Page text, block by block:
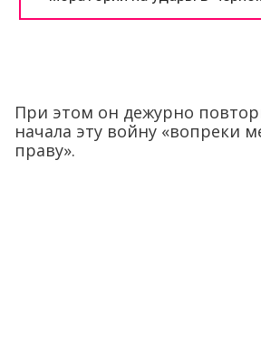
При этом он дежурно
начала эту войну «вопреки
праву».